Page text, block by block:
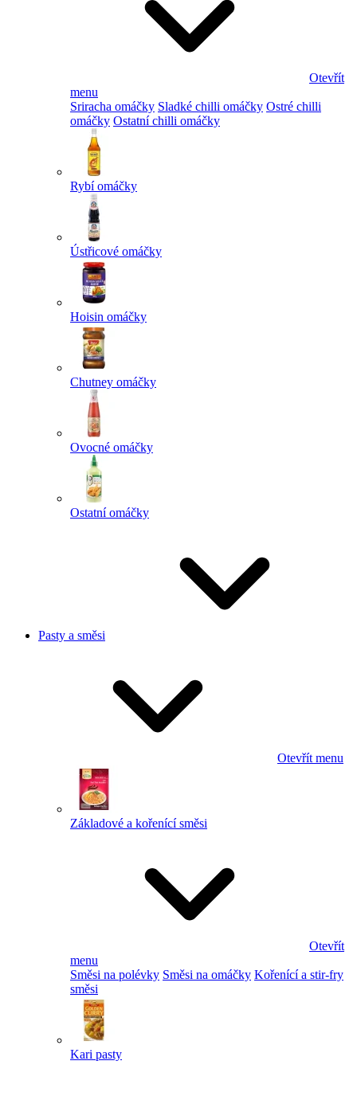
Otevřít
menu
Sriracha omáčky Sladké chilli omáčky Ostré chilli
omáčky Ostatní chilli omáčky
Rybí omáčky
Ústřicové omáčky
Hoisin omáčky
Chutney omáčky
Ovocné omáčky
Ostatní omáčky
Pasty a směsi
Otevřít menu
Základové a kořenící směsi
Otevřít
menu
Směsi na polévky Směsi na omáčky Kořenící a stir-fry
směsi
Kari pasty